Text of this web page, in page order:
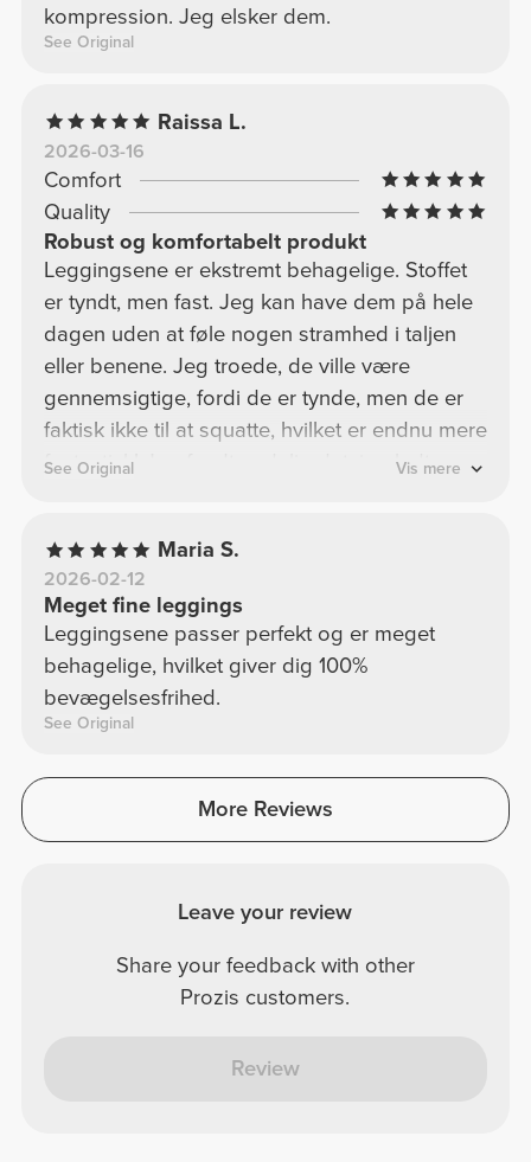
kompression. Jeg elsker dem.
See Original
Raissa L.
2026-03-16
Comfort
Quality
Robust og komfortabelt produkt
Leggingsene er ekstremt behagelige. Stoffet
er tyndt, men fast. Jeg kan have dem på hele
dagen uden at føle nogen stramhed i taljen
eller benene. Jeg troede, de ville være
gennemsigtige, fordi de er tynde, men de er
faktisk ikke til at squatte, hvilket er endnu mere
fantastisk! Jeg fandt endelig det, jeg ledte
See Original Vis mere
Maria S.
2026-02-12
Meget fine leggings
Leggingsene passer perfekt og er meget
behagelige, hvilket giver dig 100%
bevægelsesfrihed.
See Original
More Reviews
Leave your review
Share your feedback with other
Prozis customers.
Review